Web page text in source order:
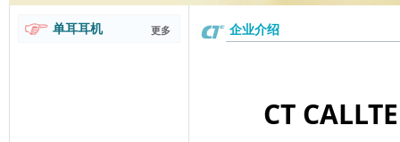
单耳耳机 更多 企业介绍
CT